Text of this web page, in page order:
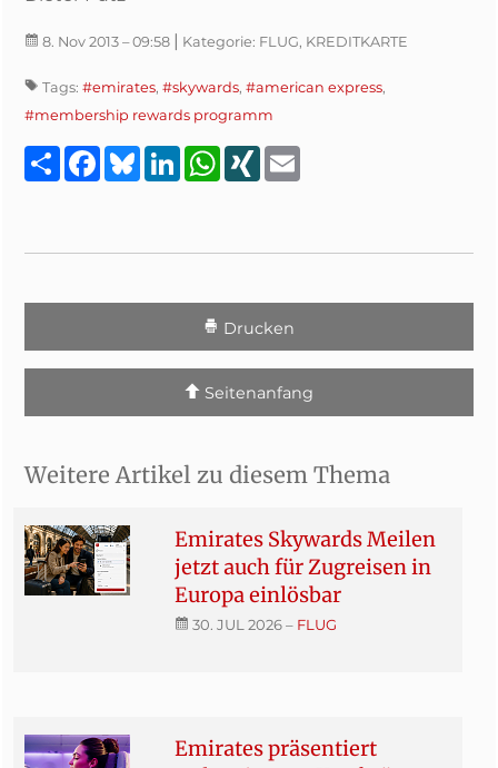
8. Nov 2013 – 09:58 | Kategorie: FLUG, KREDITKARTE
Tags: #emirates, #skywards, #american express,
#membership rewards programm
TeilenFacebook
BlueskyLinkedInWhatsApp
XING
Drucken
Seitenanfang
Weitere Artikel zu diesem Thema
Emirates Skywards Meilen
jetzt auch für Zugreisen in
Europa einlösbar
30. JUL 2026– FLUG
Emirates präsentiert